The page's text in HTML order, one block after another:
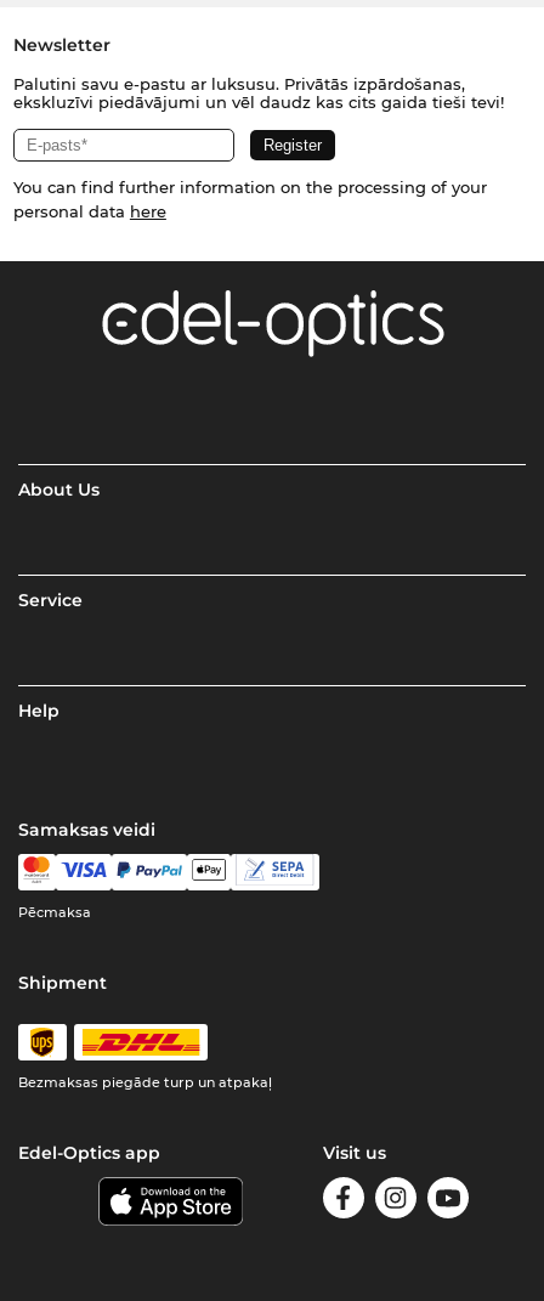
Newsletter
Palutini savu e-pastu ar luksusu. Privātās izpārdošanas,
ekskluzīvi piedāvājumi un vēl daudz kas cits gaida tieši tevi!
You can find further information on the processing of your
personal data here
About Us
Service
Help
Samaksas veidi
Pēcmaksa
Shipment
Bezmaksas piegāde turp un atpakaļ
Edel-Optics app Visit us